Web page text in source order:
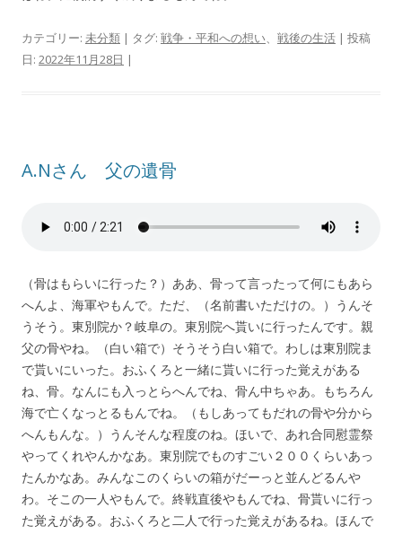
カテゴリー: 未分類 | タグ: 戦争・平和への想い、 戦後の生活 | 投稿
日: 2022年11月28日 |
A.Nさん 父の遺骨
（骨はもらいに行った？）ああ、骨って言ったって何にもあら
へんよ、海軍やもんで。ただ、（名前書いただけの。）うんそ
うそう。東別院か？岐阜の。東別院へ貰いに行ったんです。親
父の骨やね。（白い箱で）そうそう白い箱で。わしは東別院ま
で貰いにいった。おふくろと一緒に貰いに行った覚えがある
ね、骨。なんにも入っとらへんでね、骨ん中ちゃあ。もちろん
海で亡くなっとるもんでね。（もしあってもだれの骨や分から
へんもんな。）うんそんな程度のね。ほいで、あれ合同慰霊祭
やってくれやんかなあ。東別院でものすごい２００くらいあっ
たんかなあ。みんなこのくらいの箱がだーっと並んどるんや
わ。そこの一人やもんで。終戦直後やもんでね、骨貰いに行っ
た覚えがある。おふくろと二人で行った覚えがあるね。ほんで